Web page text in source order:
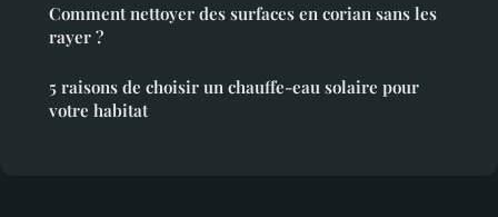
Comment nettoyer des surfaces en corian sans les
rayer ?
5 raisons de choisir un chauffe-eau solaire pour
votre habitat